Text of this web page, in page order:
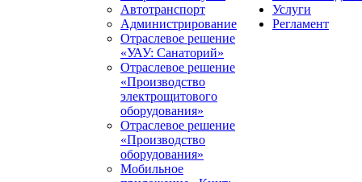
Автотранспорт
Администрирование
Отраслевое решение
«УАУ: Санаторий»
Отраслевое решение
«Производство
электрощитового
оборудования»
Отраслевое решение
«Производство
оборудования»
Мобильное
Услуги
Регламент